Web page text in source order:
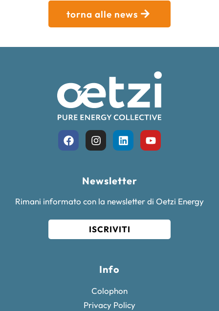
torna alle news
Newsletter
Rimani informato con la newsletter di Oetzi Energy
ISCRIVITI
Info
Colophon
Privacy Policy